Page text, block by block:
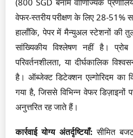
वेफर-स्तरीय परीक्षण के लिए 28-51%
हालाँकि, पेपर में मैन्युअल स्टेशनों की
सांख्यिकीय विश्लेषण नहीं है। प्रोब
परिवर्तनशीलता, या दीर्घकालिक
है। ऑब्जेक्ट डिटेक्शन एल्गोरिदम का
गया है, जिससे विभिन्न वेफर डिज़ाइनों
अनुत्तरित रह जाते हैं।
कार्रवाई योग्य अंतर्दृष्टियाँ: सीमित